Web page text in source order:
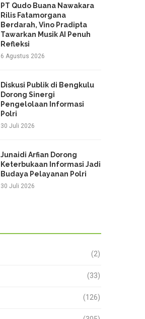
PT Qudo Buana Nawakara
Rilis Fatamorgana
Berdarah, Vino Pradipta
Tawarkan Musik AI Penuh
Refleksi
6 Agustus 2026
Diskusi Publik di Bengkulu
Dorong Sinergi
Pengelolaan Informasi
Polri
30 Juli 2026
Junaidi Arfian Dorong
Keterbukaan Informasi Jadi
Budaya Pelayanan Polri
30 Juli 2026
(2)
(33)
(126)